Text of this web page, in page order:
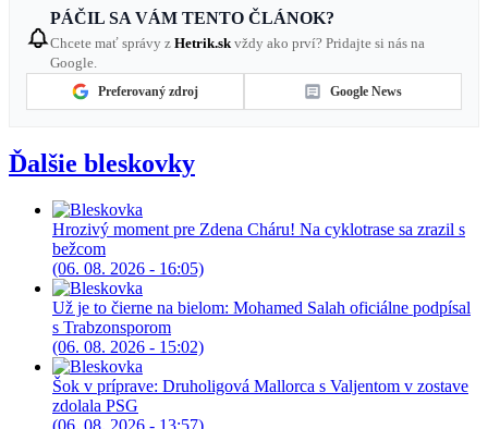
PÁČIL SA VÁM TENTO ČLÁNOK?
Chcete mať správy z Hetrik.skvždy ako prví? Pridajte si nás na
Google.
Preferovaný zdroj Google News
Ďalšie bleskovky
Hrozivý moment pre Zdena Cháru! Na cyklotrase sa zrazil s
bežcom
(06. 08. 2026 - 16:05)
Už je to čierne na bielom: Mohamed Salah oficiálne podpísal
s Trabzonsporom
(06. 08. 2026 - 15:02)
Šok v príprave: Druholigová Mallorca s Valjentom v zostave
zdolala PSG
(06. 08. 2026 - 13:57)